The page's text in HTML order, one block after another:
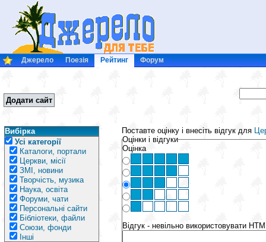
Джерело Поезія Рейтинг Форум
Додати сайт
Вибірка
Усі категорії
Каталоги, портали
Церкви, місії
ЗМІ, новини
Творчість, музика
Наука, освіта
Форуми, чати
Персональні сайти
Бібліотеки, файли
Союзи, фонди
Інші
Поставте оцінку і внесіть відгук для
Оцінки і відгуки
Оцінка
Відгук - невільно використовувати